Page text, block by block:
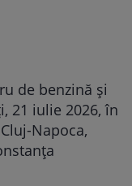
de benzină și
21 iulie 2026, în
Napoca,